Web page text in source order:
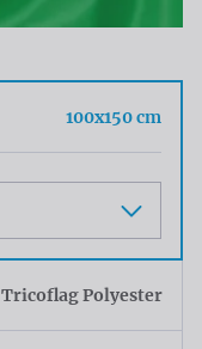
100x150 cm
Tricoflag Polyester